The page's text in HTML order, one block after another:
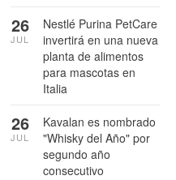
Nestlé Purina PetCare
invertirá en una nueva
planta de alimentos
para mascotas en
Italia
26
JUL
Kavalan es nombrado
"Whisky del Año" por
segundo año
consecutivo
26
JUL